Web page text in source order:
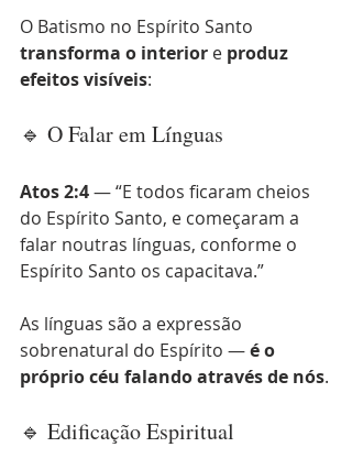
O Batismo no Espírito Santo
transforma o interior e produz
efeitos visíveis:
🔹 O Falar em Línguas
Atos 2:4 — “E todos ficaram cheios
do Espírito Santo, e começaram a
falar noutras línguas, conforme o
Espírito Santo os capacitava.”
As línguas são a expressão
sobrenatural do Espírito — é o
próprio céu falando através de nós.
🔹 Edificação Espiritual